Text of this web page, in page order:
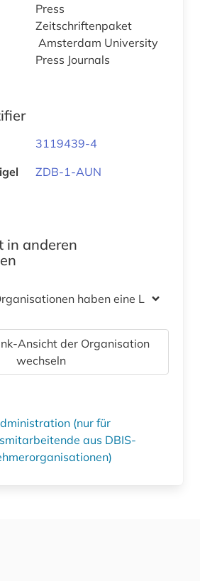
Press
Zeitschriftenpaket
Amsterdam University
Press Journals
3119439-4
ZDB-1-AUN
in anderen
haben eine Lizenz
Ansicht der Organisation
wechseln
(nur für
aus DBIS-